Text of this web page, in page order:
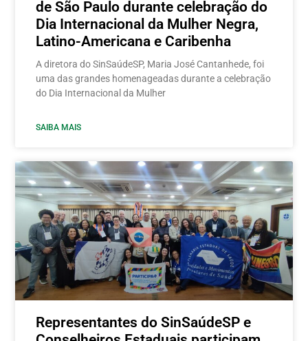
de São Paulo durante celebração do
Dia Internacional da Mulher Negra,
Latino-Americana e Caribenha
A diretora do SinSaúdeSP, Maria José Cantanhede, foi
uma das grandes homenageadas durante a celebração
do Dia Internacional da Mulher
SAIBA MAIS
Representantes do SinSaúdeSP e